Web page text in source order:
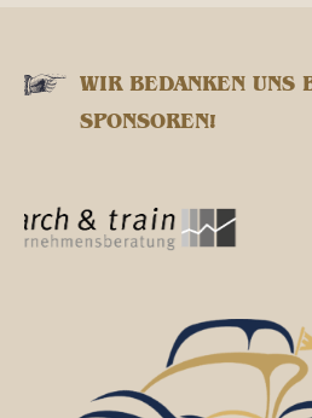
WIR BEDANKEN UNS
SPONSOREN!